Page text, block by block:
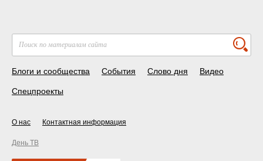
Блоги и сообщества События Слово дня Видео
Спецпроекты
О нас Контактная информация
День ТВ